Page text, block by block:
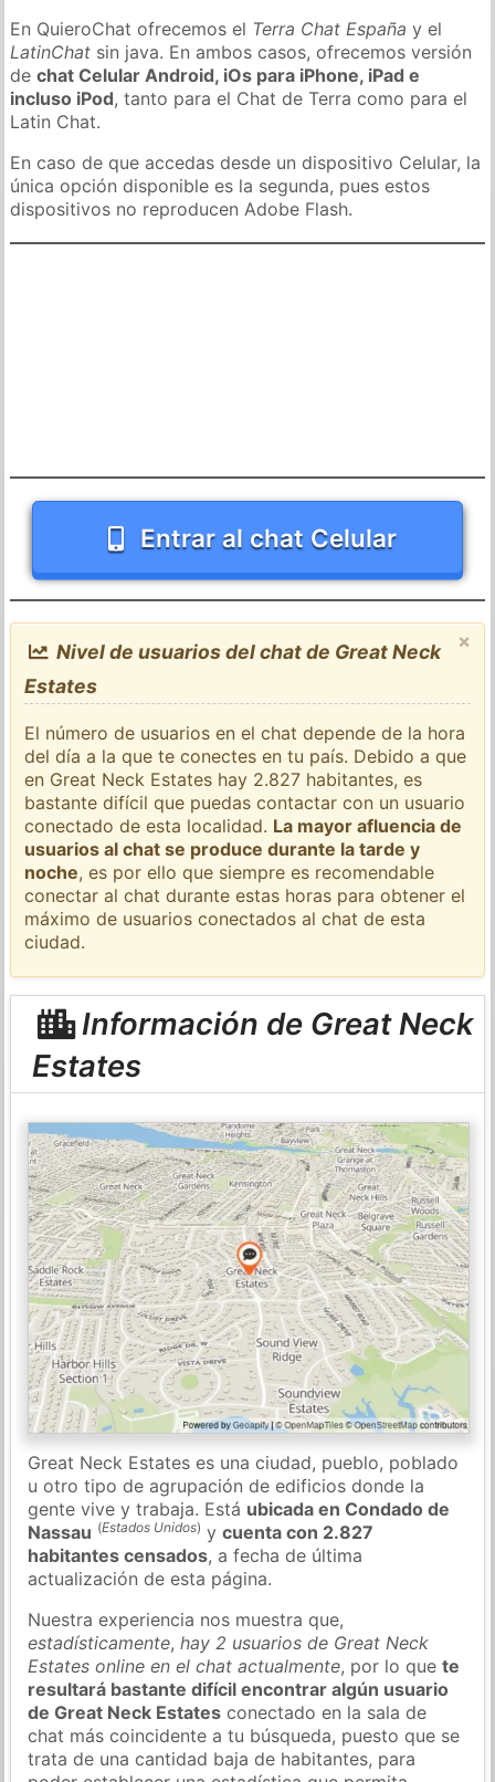
En QuieroChat ofrecemos el Terra Chat España y el
LatinChat sin java. En ambos casos, ofrecemos versión
dechat Celular Android, iOs para iPhone, iPad e
incluso iPod, tanto para el Chat de Terra como para el
Latin Chat.
En caso de que accedas desde un dispositivo Celular, la
única opción disponible es la segunda, pues estos
dispositivos no reproducen Adobe Flash.
Entrar al chat Celular
×
Nivel de usuarios del chat de Great Neck
Estates
El número de usuarios en el chat depende de la hora
del día a la que te conectes en tu país. Debido a que
en Great Neck Estates hay 2.827 habitantes, es
bastante difícil que puedas contactar con un usuario
conectado de esta localidad. La mayor afluencia de
usuarios al chat se produce durante la tarde y
noche, es por ello que siempre es recomendable
conectar al chat durante estas horas para obtener el
máximo de usuarios conectados al chat de esta
ciudad.
Información de Great Neck
Estates
Great Neck Estates es una ciudad, pueblo, poblado
u otro tipo de agrupación de edificios donde la
gente vive y trabaja. Está ubicada en Condado de
Nassau (Estados Unidos) ycuenta con 2.827
habitantes censados, a fecha de última
actualización de esta página.
Nuestra experiencia nos muestra que,
estadísticamente,hay 2 usuarios de Great Neck
Estates online en el chat actualmente, por lo quete
resultará bastante difícil encontrar algún usuario
de Great Neck Estates conectado en la sala de
chat más coincidente a tu búsqueda, puesto que se
trata de una cantidad baja de habitantes, para